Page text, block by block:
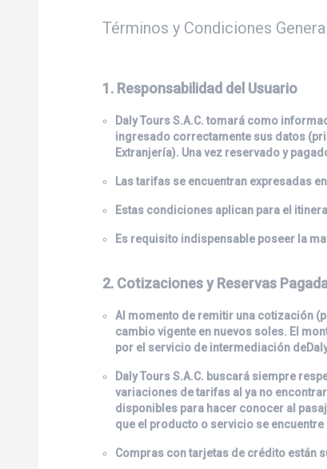
Términos y Condiciones
1. Responsabilidad del Usuario
Daly Tours S.A.C. tomará como
ingresado correctamente sus datos
Extranjería). Una vez reservado y
Las tarifas se encuentran expresadas
Estas condiciones aplican para el
Es requisito indispensable poseer la
2. Cotizaciones y Reservas
Al momento de remitir una cotización
cambio vigente en nuevos soles. El
por el servicio de intermediación de
Daly Tours S.A.C. buscará siempre
variaciones de tarifas al ya no
disponibles para hacer conocer al
que el producto o servicio se
Compras con tarjetas de crédito están